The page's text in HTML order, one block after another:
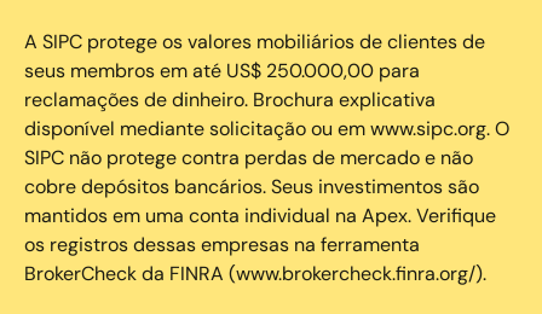
A SIPC protege os valores mobiliários de clientes de
seus membros em até US$ 250.000,00 para
reclamações de dinheiro. Brochura explicativa
disponível mediante solicitação ou em www.sipc.org. O
SIPC não protege contra perdas de mercado e não
cobre depósitos bancários. Seus investimentos são
mantidos em uma conta individual na Apex. Verifique
os registros dessas empresas na ferramenta
BrokerCheck da FINRA (www.brokercheck.finra.org/).